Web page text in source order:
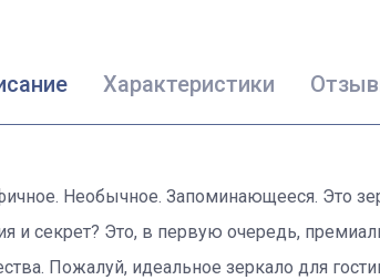
Характеристики
Необычное. Запоминающееся. Это
и секрет? Это, в первую очередь,
Пожалуй, идеальное зеркало для